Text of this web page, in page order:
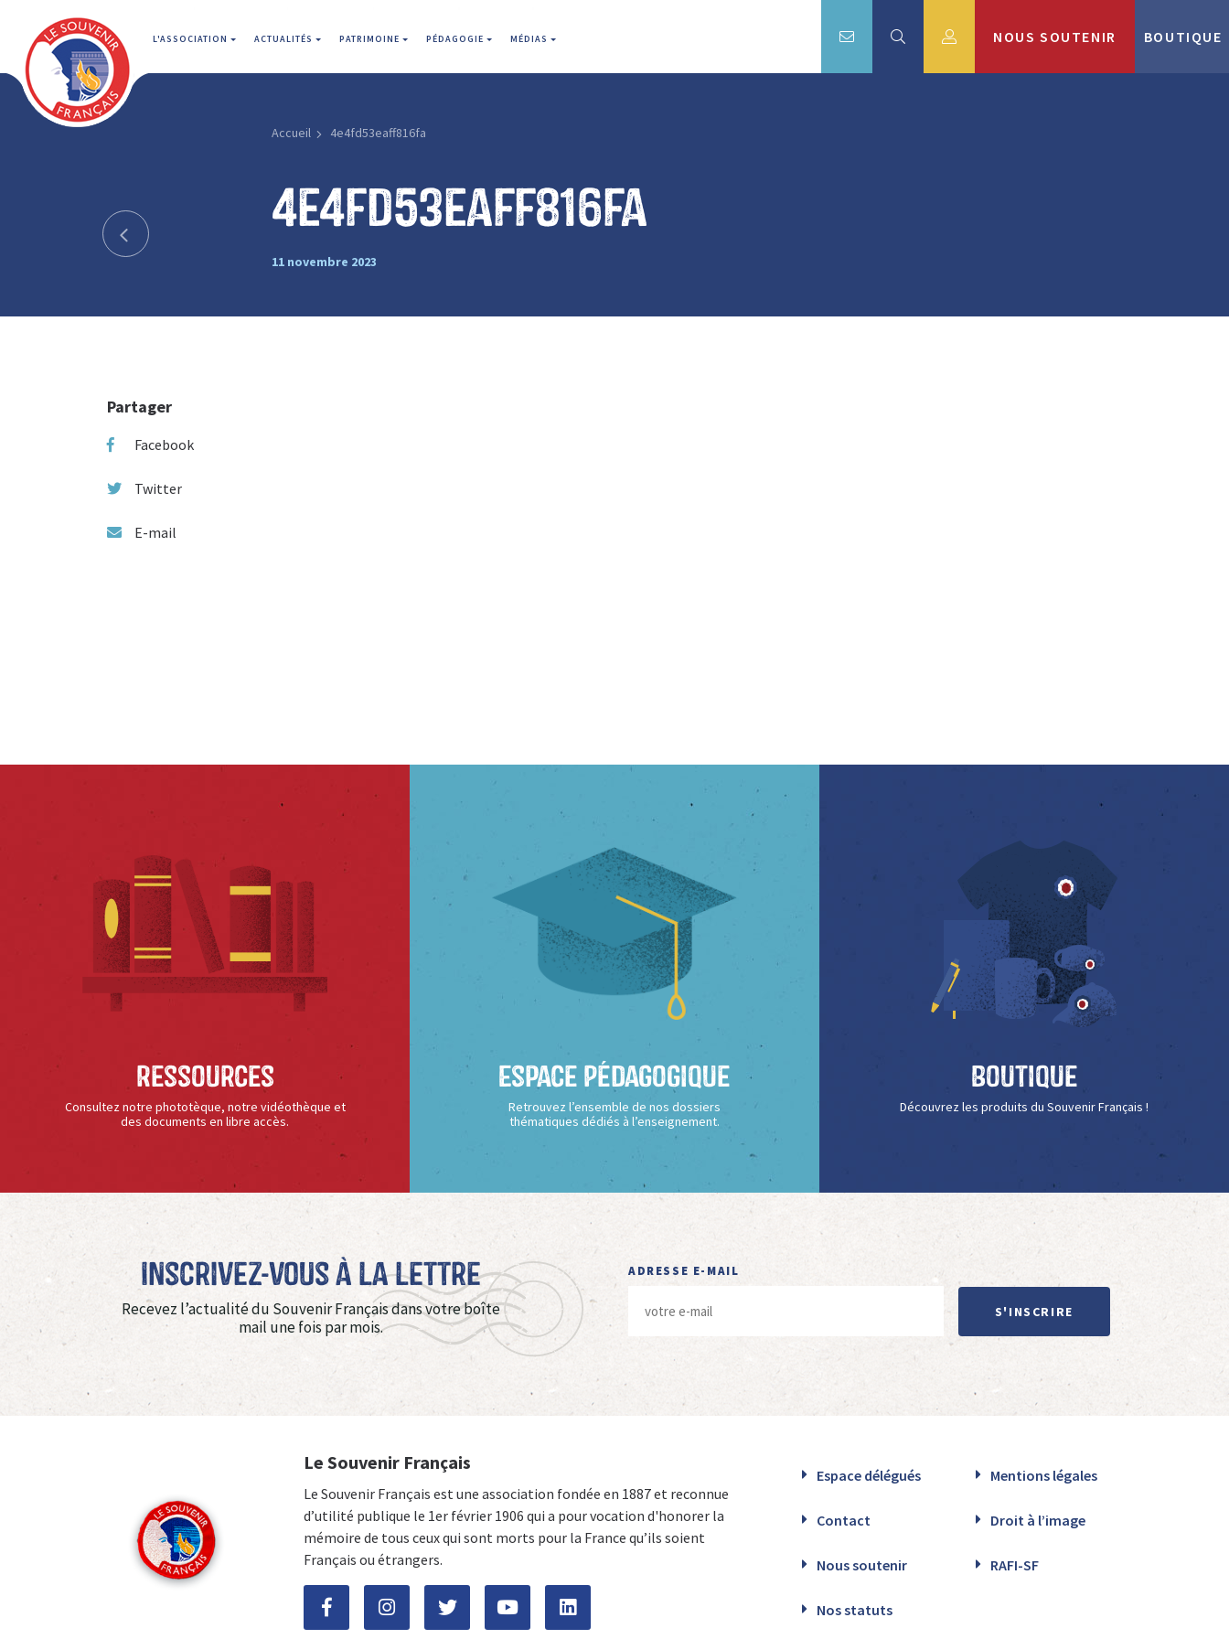
L'ASSOCIATION ACTUALITÉS PATRIMOINE PÉDAGOGIE MÉDIAS NOUS SOUTENIR BOUTIQUE
Accueil 4e4fd53eaff816fa
4e4fd53eaff816fa
11 novembre 2023
Partager
Facebook
Twitter
E-mail
Ressources
Consultez notre phototèque, notre vidéothèque et
des documents en libre accès.
Espace Pédagogique
Retrouvez l’ensemble de nos dossiers
thématiques dédiés à l’enseignement.
Boutique
Découvrez les produits du Souvenir Français !
Inscrivez-vous à La Lettre
Recevez l’actualité du Souvenir Français dans votre boîte
mail une fois par mois.
ADRESSE E-MAIL
S'INSCRIRE
Le Souvenir Français
Le Souvenir Français est une association fondée en 1887 et reconnue
d’utilité publique le 1er février 1906 qui a pour vocation d'honorer la
mémoire de tous ceux qui sont morts pour la France qu’ils soient
Français ou étrangers.
Espace délégués Mentions légales
Contact Droit à l’image
Nous soutenir RAFI-SF
Nos statuts